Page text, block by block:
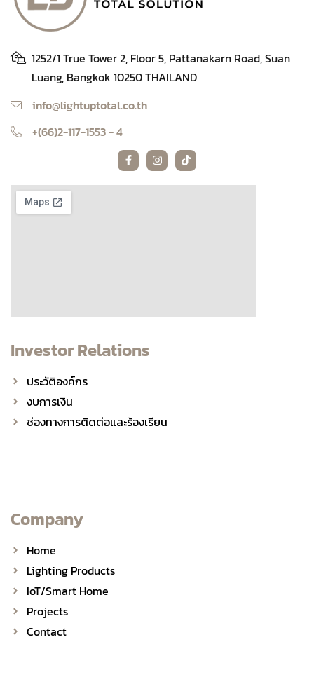
1252/1 True Tower 2, Floor 5, Pattanakarn Road, Suan
Luang, Bangkok 10250 THAILAND
info@lightuptotal.co.th
+(66)2-117-1553 - 4
Investor Relations
ประวัติองค์กร
งบการเงิน
ช่องทางการติดต่อและร้องเรียน
Company
Home
Lighting Products
IoT/Smart Home
Projects
Contact